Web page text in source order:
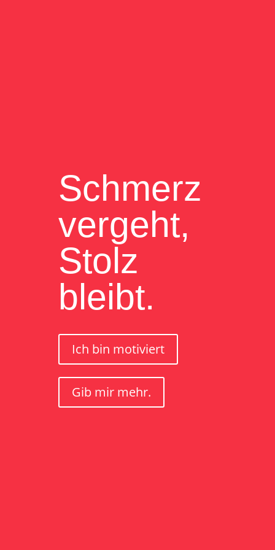
Schmerz
vergeht,
Stolz
bleibt.
Ich bin motiviert
Gib mir mehr.